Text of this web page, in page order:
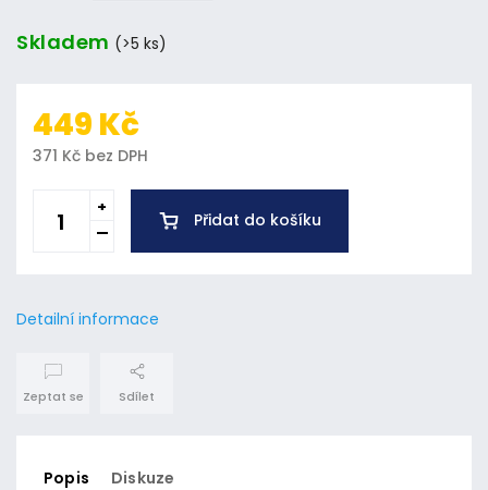
Skladem (>5 ks)
449 Kč
371 Kč bez DPH
Přidat do košíku
Detailní informace
Zeptat se Sdílet
Popis Diskuze